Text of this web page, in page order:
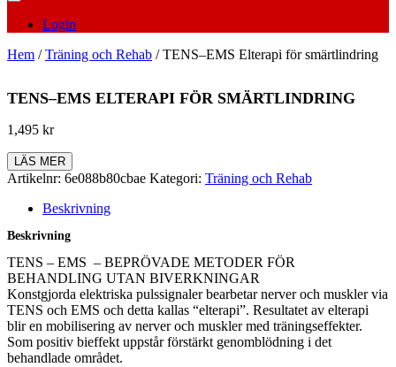
Login
Hem /Träning och Rehab / TENS–EMS Elterapi för smärtlindring
TENS–EMS ELTERAPI FÖR SMÄRTLINDRING
1,495 kr
LÄS MER
Artikelnr: 6e088b80cbae Kategori: Träning och Rehab
Beskrivning
Beskrivning
TENS – EMS – BEPRÖVADE METODER FÖR
BEHANDLING UTAN BIVERKNINGAR
Konstgjorda elektriska pulssignaler bearbetar nerver och muskler via
TENS och EMS och detta kallas “elterapi”. Resultatet av elterapi
blir en mobilisering av nerver och muskler med träningseffekter.
Som positiv bieffekt uppstår förstärkt genomblödning i det
behandlade området.